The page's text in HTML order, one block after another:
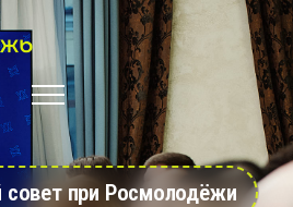
при Росмолодёжи